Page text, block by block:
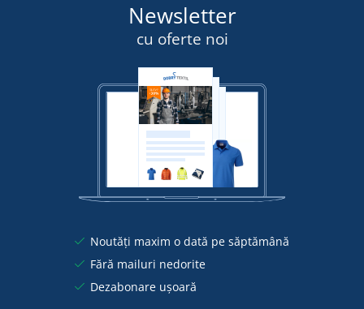
Newsletter
cu oferte noi
Noutăți maxim o dată pe săptămână
Fără mailuri nedorite
Dezabonare ușoară